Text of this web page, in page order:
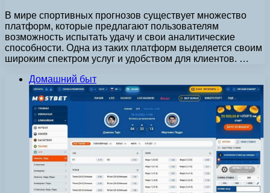
В мире спортивных прогнозов существует множество
платформ, которые предлагают пользователям
возможность испытать удачу и свои аналитические
способности. Одна из таких платформ выделяется своим
широким спектром услуг и удобством для клиентов. …
Домашний быт